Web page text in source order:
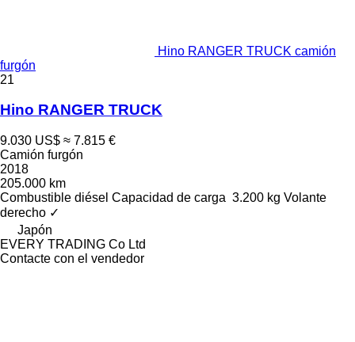
Hino RANGER TRUCK camión
furgón
21
Hino RANGER TRUCK
9.030 US$ ≈ 7.815 €
Camión furgón
2018
205.000 km
Combustible diésel Capacidad de carga 3.200 kg Volante
derecho ✓
Japón
EVERY TRADING Co Ltd
Contacte con el vendedor